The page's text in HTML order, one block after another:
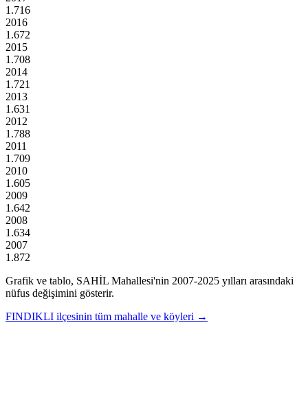
1.716
2016
1.672
2015
1.708
2014
1.721
2013
1.631
2012
1.788
2011
1.709
2010
1.605
2009
1.642
2008
1.634
2007
1.872
Grafik ve tablo, SAHİL Mahallesi'nin 2007-2025 yılları arasındaki
nüfus değişimini gösterir.
FINDIKLI ilçesinin tüm mahalle ve köyleri →